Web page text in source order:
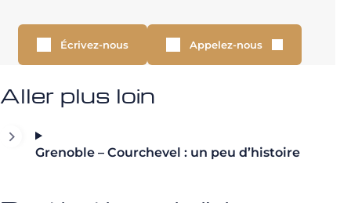
Écrivez-nous Appelez-nous
Aller plus loin
Grenoble – Courchevel : un peu d’histoire